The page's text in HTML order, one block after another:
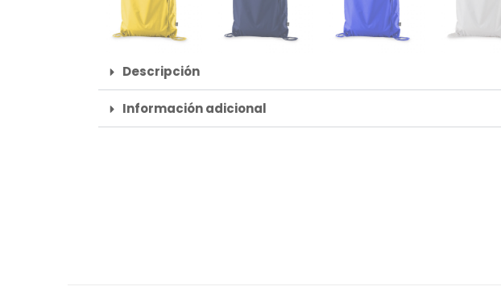
Descripción
Información adicional